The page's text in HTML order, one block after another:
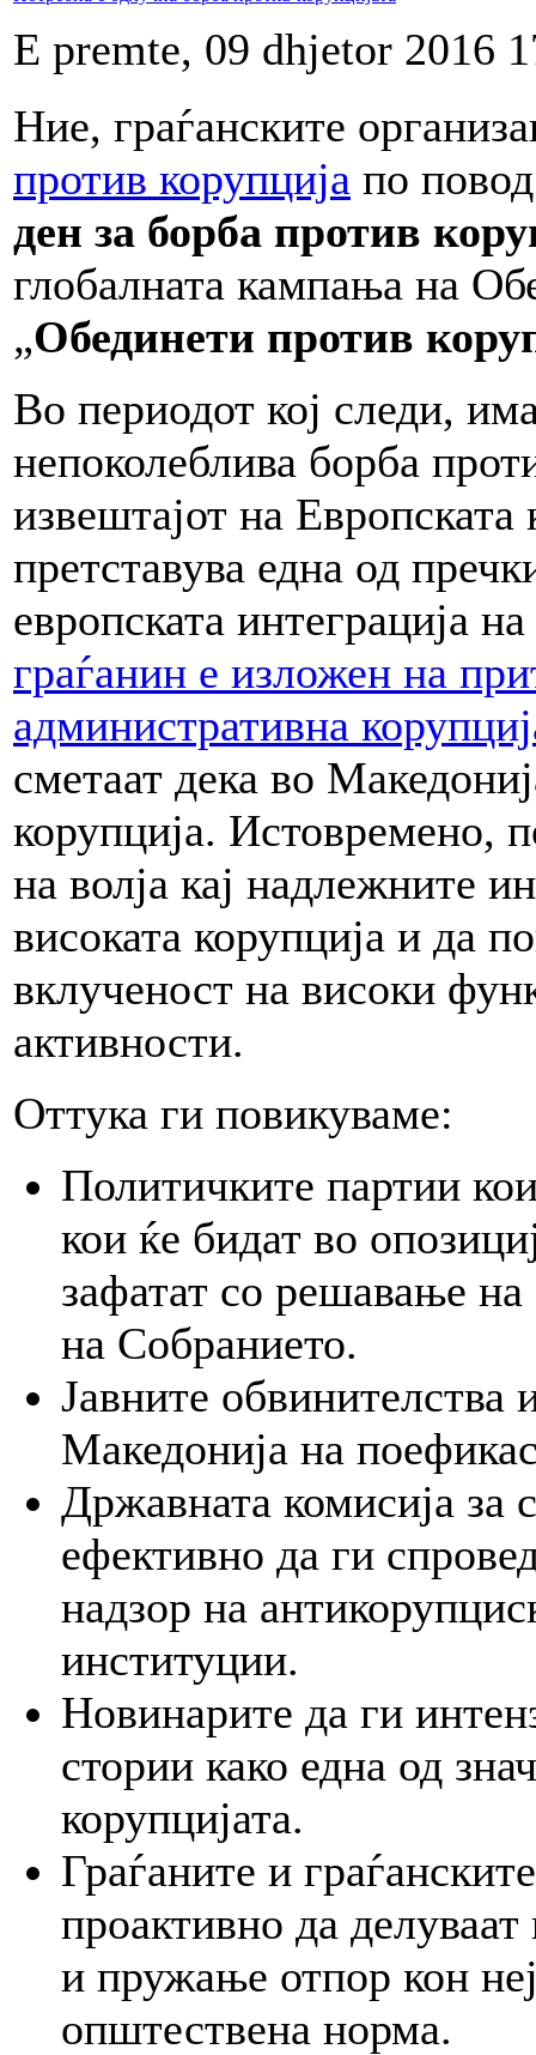
E premte, 09 dhjetor 2016
Ние, граѓанските
против корупција по
ден за борба против
глобалната кампања на
„Обединети против
Во периодот кој следи,
непоколеблива борба
извештајот на Европската
претставува една од
европската интеграција
граѓанин е изложен на
административна
сметаат дека во
корупција. Истовремено,
на волја кај надлежните
високата корупција и да
вклученост на високи
активности.
Оттука ги повикуваме:
Политичките партии
кои ќе бидат во
зафатат со решавање
на Собранието.
Јавните обвинителства
Македонија на
Државната комисија за
ефективно да ги
надзор на
институции.
Новинарите да ги
стории како една од
корупцијата.
Граѓаните и
проактивно да
и пружање отпор кон
општествена норма.